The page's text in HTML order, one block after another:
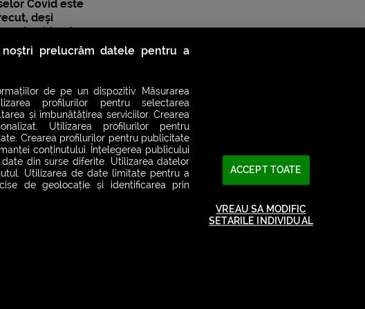
Covid este
deși
opri epidemia
prelucrăm datele pentru a
de pe un dispozitiv. Măsurarea
profilurilor pentru selectarea
și îmbunătățirea serviciilor. Crearea
Utilizarea profilurilor pentru
Crearea profilurilor pentru publicitate
conținutului. Înțelegerea publicului
din surse diferite. Utilizarea datelor
Utilizarea de date limitate pentru a
de geolocație și identificarea prin
ACCEPT TOATE
VREAU SA MODIFIC
SETARILE INDIVIDUAL